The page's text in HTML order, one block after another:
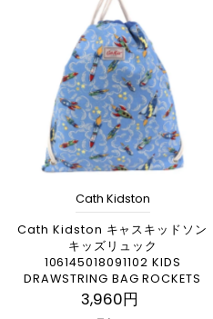
Cath Kidston
Cath Kidston キャスキッドソン
キッズリュック
106145018091102 KIDS
DRAWSTRING BAG ROCKETS
3,960円